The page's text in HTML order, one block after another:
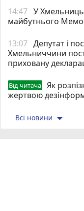
14:47 У
майбутнього
13:07 Депутат і
Хмельниччини
приховану
Від читача
Як
жертвою
Всі новини